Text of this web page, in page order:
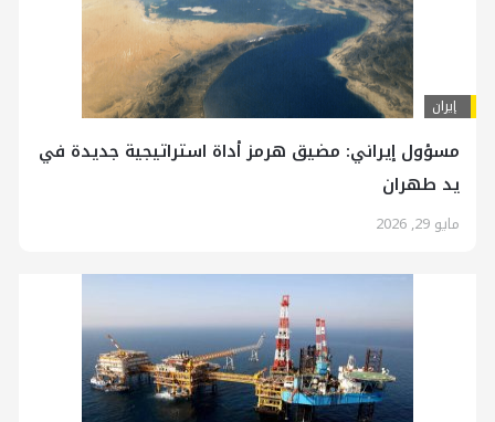
إيران
مسؤول إيراني: مضيق هرمز أداة استراتيجية جديدة في
يد طهران
مايو 29, 2026